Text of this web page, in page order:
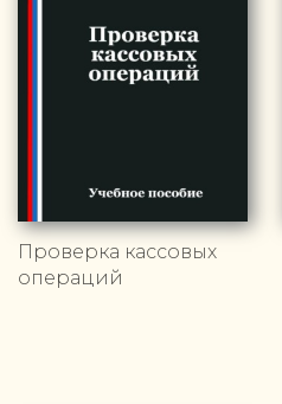
Проверка кассовых
операций